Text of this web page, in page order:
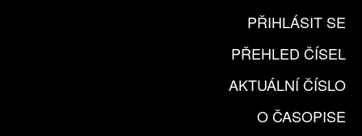
PŘIHLÁSIT SE
PŘEHLED ČÍSEL
AKTUÁLNÍ ČÍSLO
O ČASOPISE